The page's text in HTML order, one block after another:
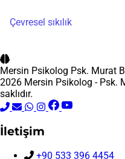
Çevresel sıkılık
Mersin Psikolog Psk. Murat
2026 Mersin Psikolog - Psk.
saklıdır.
İletişim
+90 533 396 4454